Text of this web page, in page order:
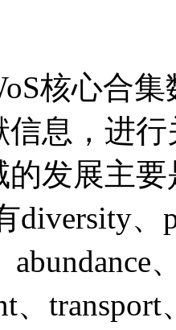
核心合
信息，进
的发展主
diversity、
、